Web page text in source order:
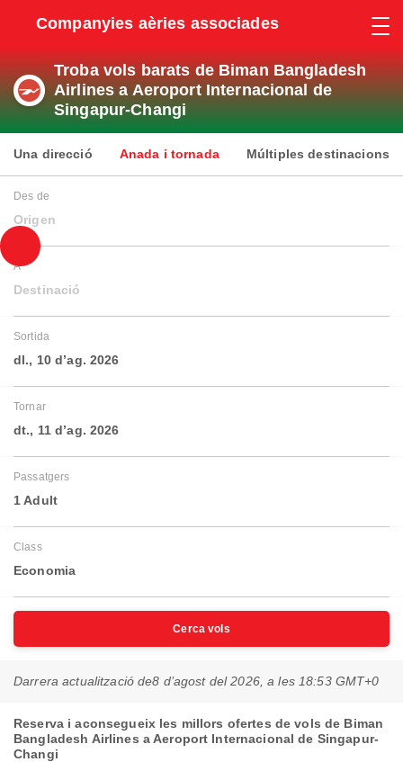
Companyies aèries associades
Troba vols barats de Biman Bangladesh
Airlines a Aeroport Internacional de
Singapur-Changi
Una direcció Anada i tornada Múltiples destinacions
Des de
Origen
A
Destinació
Sortida
dl., 10 d’ag. 2026
Tornar
dt., 11 d’ag. 2026
Passatgers
1 Adult
Class
Economia
Cerca vols
Darrera actualització de8 d’agost del 2026, a les 18:53 GMT+0
Reserva i aconsegueix les millors ofertes de vols de Biman
Bangladesh Airlines a Aeroport Internacional de Singapur-
Changi